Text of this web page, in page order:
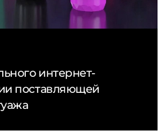
интернет-
поставляющей